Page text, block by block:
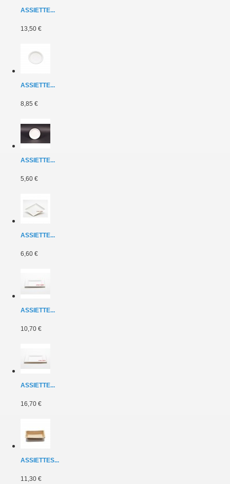
ASSIETTE...
13,50 €
ASSIETTE...
8,85 €
ASSIETTE...
5,60 €
ASSIETTE...
6,60 €
ASSIETTE...
10,70 €
ASSIETTE...
16,70 €
ASSIETTES...
11,30 €